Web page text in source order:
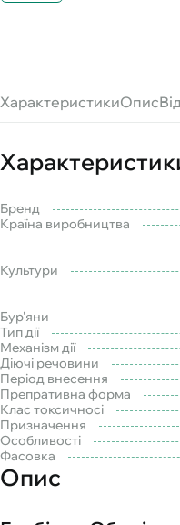
ХарактеристикиОпис
Бренд
Країна виробництва
Культури
Бур'яни
Тип дії
Механізм дії
Діючі речовини
Період внесення
Препративна форма
Клас токсичносі
Призначення
Особливості
Фасовка
Опис